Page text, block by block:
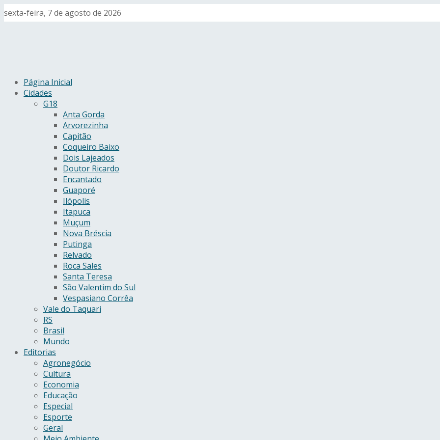
sexta-feira, 7 de agosto de 2026
Página Inicial
Cidades
G18
Anta Gorda
Arvorezinha
Capitão
Coqueiro Baixo
Dois Lajeados
Doutor Ricardo
Encantado
Guaporé
Ilópolis
Itapuca
Muçum
Nova Bréscia
Putinga
Relvado
Roca Sales
Santa Teresa
São Valentim do Sul
Vespasiano Corrêa
Vale do Taquari
RS
Brasil
Mundo
Editorias
Agronegócio
Cultura
Economia
Educação
Especial
Esporte
Geral